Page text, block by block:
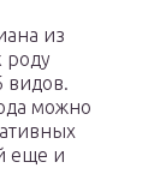
из
роду
видов.
можно
еще и